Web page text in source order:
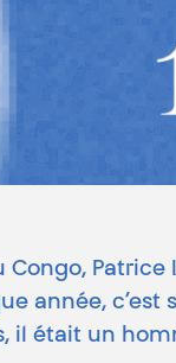
année,
il était un